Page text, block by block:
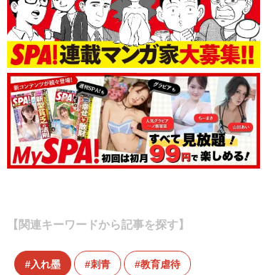
【関連キーワードから記事を探す】
入れ墨 刺青 教育虐待